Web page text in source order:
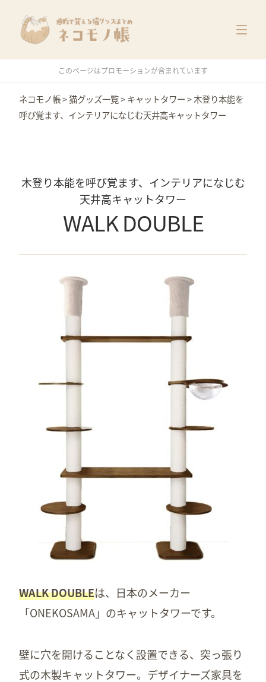
猫グッズ一覧
メーカー別
価格別
このページはプロモーションが含まれています
ネコモノ帳>猫グッズ一覧>キャットタワー>木登り本能を
呼び覚ます、インテリアになじむ天井高キャットタワー
木登り本能を呼び覚ます、インテリアになじむ
天井高キャットタワー
WALK DOUBLE
WALK DOUBLEは、日本のメーカー
「ONEKOSAMA」のキャットタワーです。
壁に穴を開けることなく設置できる、突っ張り
式の木製キャットタワー。デザイナーズ家具を